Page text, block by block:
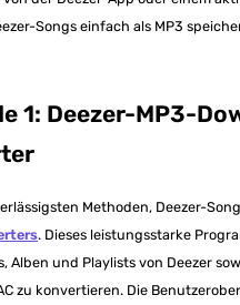
Songs einfach als MP3
1: Deezer-MP3-
Methoden, Deezer-
. Dieses leistungsstarke
Alben und Playlists von Deezer
zu konvertieren. Die